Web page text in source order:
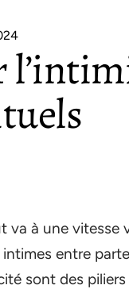
va à une vitesse
entre
sont des